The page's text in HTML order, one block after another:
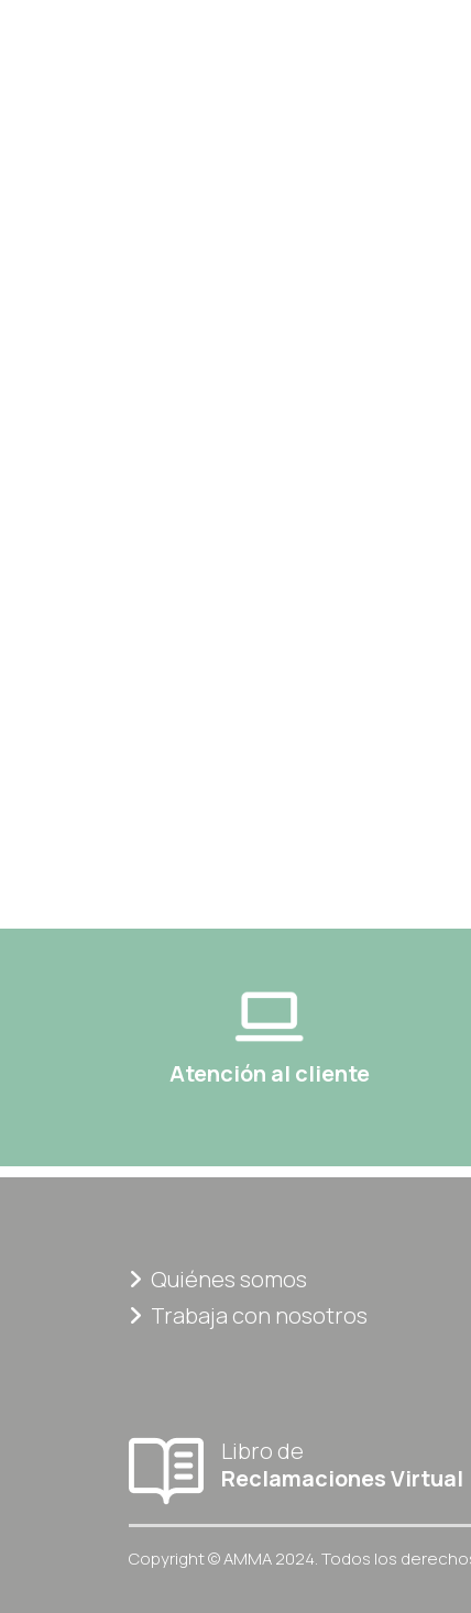
Atención al cliente
Quiénes somos
Trabaja con nosotros
Libro de
Reclamaciones Virtual
Copyright © AMMA 2024. Todos los